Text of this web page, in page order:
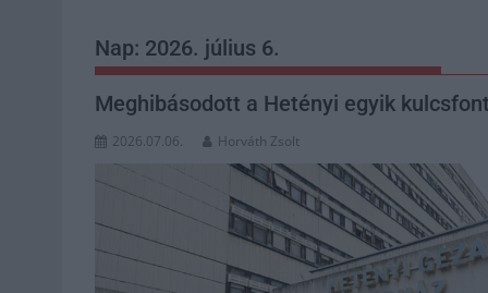
Nap: 2026. július 6.
Meghibásodott a Hetényi egyik
2026.07.06. Horváth Zsolt